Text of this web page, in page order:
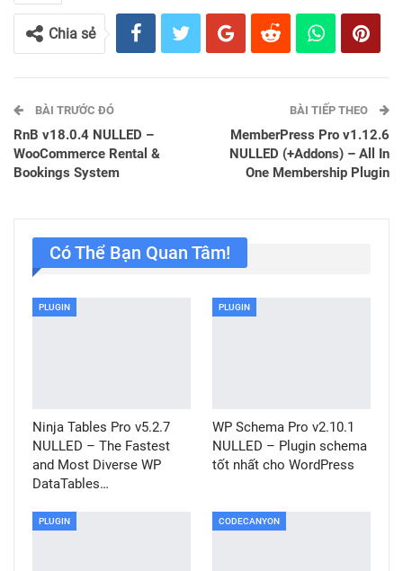
Chia sẻ
BÀI TRƯỚC ĐÓ
RnB v18.0.4 NULLED –
WooCommerce Rental &
Bookings System
BÀI TIẾP THEO
MemberPress Pro v1.12.6
NULLED (+Addons) – All In
One Membership Plugin
Có Thể Bạn Quan Tâm!
PLUGIN
Ninja Tables Pro v5.2.7
NULLED – The Fastest
and Most Diverse WP
DataTables…
PLUGIN
WP Schema Pro v2.10.1
NULLED – Plugin schema
tốt nhất cho WordPress
PLUGIN CODECANYON